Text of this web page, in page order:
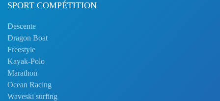
SPORT COMPÉTITION
Descente
Dragon Boat
Freestyle
Kayak-Polo
Marathon
Ocean Racing
Waveski surfing